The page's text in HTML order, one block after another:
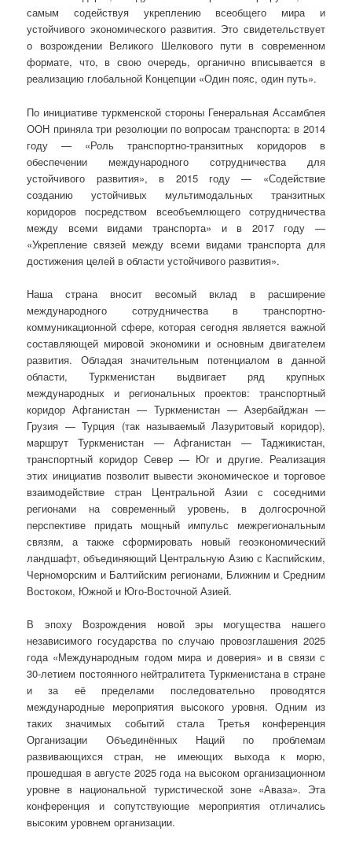
самым содействуя укреплению всеобщего мира и
устойчивого экономического развития. Это свидетельствует
о возрождении Великого Шелкового пути в современном
формате, что, в свою очередь, органично вписывается в
реализацию глобальной Концепции «Один пояс, один путь».
По инициативе туркменской стороны Генеральная Ассамблея
ООН приняла три резолюции по вопросам транспорта: в 2014
году — «Роль транспортно-транзитных коридоров в
обеспечении международного сотрудничества для
устойчивого развития», в 2015 году — «Содействие
созданию устойчивых мультимодальных транзитных
коридоров посредством всеобъемлющего сотрудничества
между всеми видами транспорта» и в 2017 году —
«Укрепление связей между всеми видами транспорта для
достижения целей в области устойчивого развития».
Наша страна вносит весомый вклад в расширение
международного сотрудничества в транспортно-
коммуникационной сфере, которая сегодня является важной
составляющей мировой экономики и основным двигателем
развития. Обладая значительным потенциалом в данной
области, Туркменистан выдвигает ряд крупных
международных и региональных проектов: транспортный
коридор Афганистан — Туркменистан — Азербайджан —
Грузия — Турция (так называемый Лазуритовый коридор),
маршрут Туркменистан — Афганистан — Таджикистан,
транспортный коридор Север — Юг и другие. Реализация
этих инициатив позволит вывести экономическое и торговое
взаимодействие стран Центральной Азии с соседними
регионами на современный уровень, в долгосрочной
перспективе придать мощный импульс межрегиональным
связям, а также сформировать новый геоэкономический
ландшафт, объединяющий Центральную Азию с Каспийским,
Черноморским и Балтийским регионами, Ближним и Средним
Востоком, Южной и Юго-Восточной Азией.
В эпоху Возрождения новой эры могущества нашего
независимого государства по случаю провозглашения 2025
года «Международным годом мира и доверия» и в связи с
30-летием постоянного нейтралитета Туркменистана в стране
и за её пределами последовательно проводятся
международные мероприятия высокого уровня. Одним из
таких значимых событий стала Третья конференция
Организации Объединённых Наций по проблемам
развивающихся стран, не имеющих выхода к морю,
прошедшая в августе 2025 года на высоком организационном
уровне в национальной туристической зоне «Аваза». Эта
конференция и сопутствующие мероприятия отличались
высоким уровнем организации.